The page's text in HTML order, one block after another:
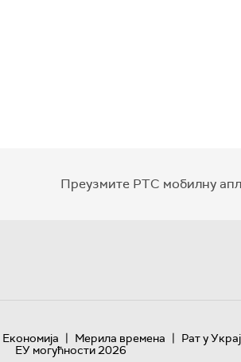
Преузмите РТС мобилну
Економија | Мерила времена | Рат у
ЕУ могућности 2026